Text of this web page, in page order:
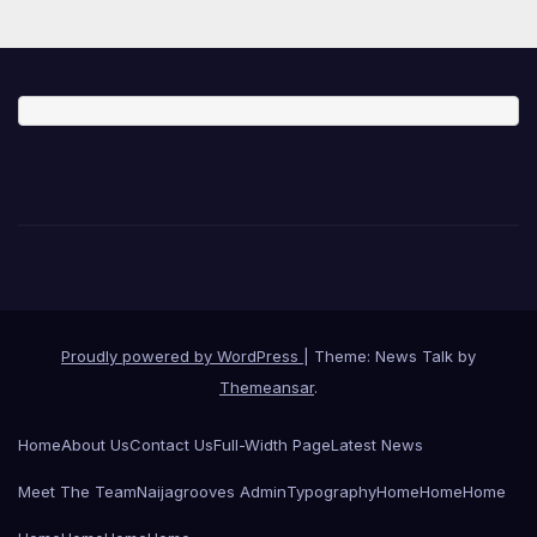
Proudly powered by WordPress
Theme: News Talk by
Themeansar.
HomeAbout UsContact UsFull-Width PageLatest News
Meet The TeamNaijagrooves AdminTypographyHomeHomeHome